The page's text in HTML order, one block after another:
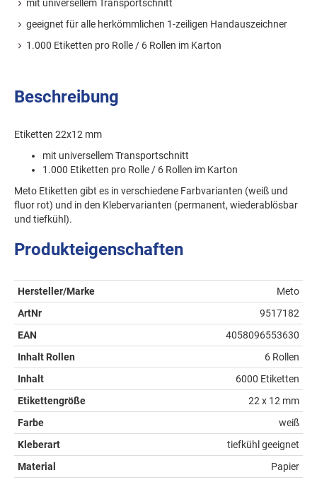
mit universellem Transportschnitt
geeignet für alle herkömmlichen 1-zeiligen Handauszeichner
1.000 Etiketten pro Rolle / 6 Rollen im Karton
Beschreibung
Etiketten 22x12 mm
mit universellem Transportschnitt
1.000 Etiketten pro Rolle / 6 Rollen im Karton
Meto Etiketten gibt es in verschiedene Farbvarianten (weiß und
fluor rot) und in den Klebervarianten (permanent, wiederablösbar
und tiefkühl).
Produkteigenschaften
Hersteller/Marke
Meto
ArtNr
9517182
EAN
4058096553630
Inhalt Rollen
6 Rollen
Inhalt
6000 Etiketten
Etikettengröße
22 x 12 mm
Farbe
weiß
Kleberart
tiefkühl geeignet
Material
Papier